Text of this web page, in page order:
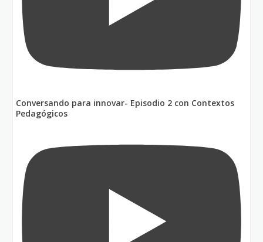
Conversando para innovar- Episodio 2 con Contextos
Pedagógicos